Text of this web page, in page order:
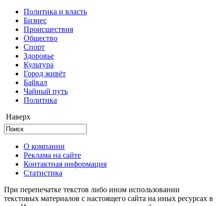
Политика и власть
Бизнес
Происшествия
Общество
Cпорт
Здоровье
Культура
Город живёт
Байкал
Чайный путь
Политика
Наверх
О компании
Реклама на сайте
Контактная информация
Статистика
При перепечатке текстов либо ином использовании
текстовых материалов с настоящего сайта на иных ресурсах в